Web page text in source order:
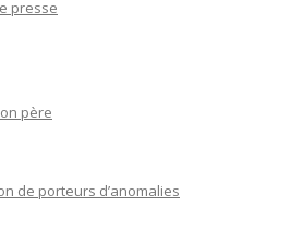
presse
père
de porteurs d’anomalies